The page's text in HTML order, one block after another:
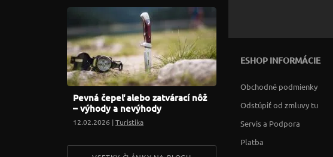
Pevná čepeľ alebo zatvárací nôž
– výhody a nevýhody
12.02.2026 |Turistika
ESHOP INFORMÁCIE
Obchodné podmienky
Odstúpiť od zmluvy tu
Servis a Podpora
Platba